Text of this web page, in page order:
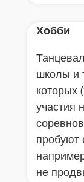
Хобби
школы и
которых
участия
пробуют
не